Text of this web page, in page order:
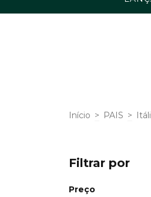
Início > PAIS >
Filtrar por
Preço